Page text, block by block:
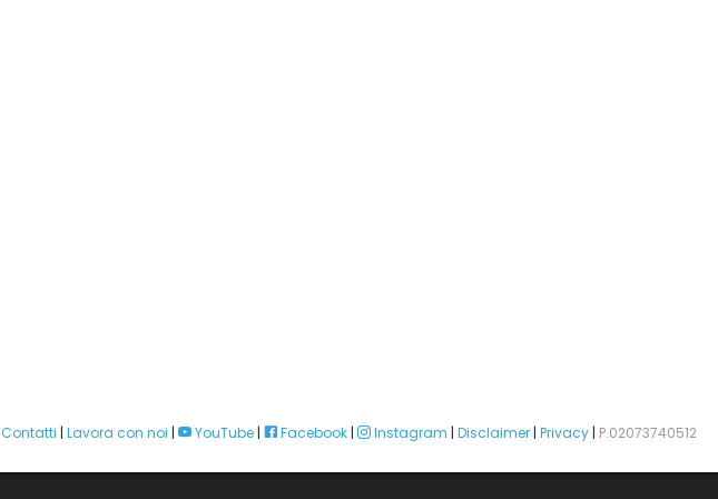
Contatti | Lavora con noi | YouTube| Facebook| Instagram | Disclaimer| Privacy| P.02073740512